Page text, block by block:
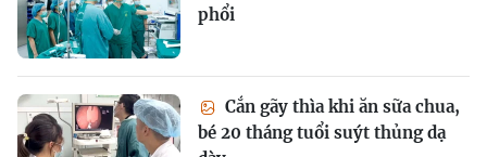
phổi
Cắn gãy thìa khi ăn sữa chua,
bé 20 tháng tuổi suýt thủng dạ